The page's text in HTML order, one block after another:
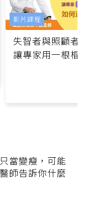
失智者與照顧者
讓專家用一根棍
影片課程
當變瘦，可能
師告訴你什麼